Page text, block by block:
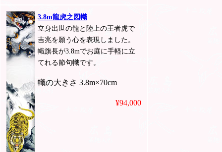
3.8m龍虎之図幟
立身出世の龍と陸上の王者虎で
吉兆を願う心を表現しました。
幟旗長が3.8mでお庭に手軽に立
てれる節句幟です。
幟の大きさ 3.8m×70cm
¥94,000